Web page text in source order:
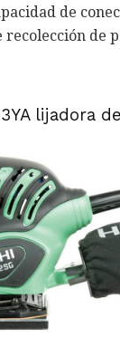
de
recolección de
lijadora